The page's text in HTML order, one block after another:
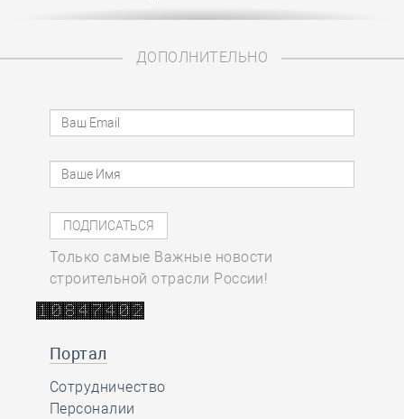
ДОПОЛНИТЕЛЬНО
Только самые Важные новости
строительной отрасли России!
Портал
Сотрудничество
Персоналии